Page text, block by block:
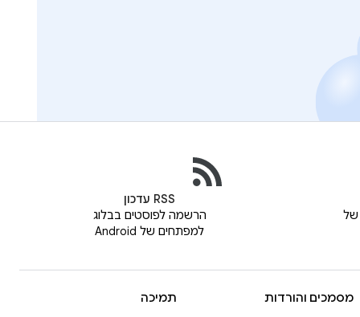
של
RSS עדכון
הרשמה לפוסטים בבלוג
למפתחים של Android
מסמכים והורדות
תמיכה